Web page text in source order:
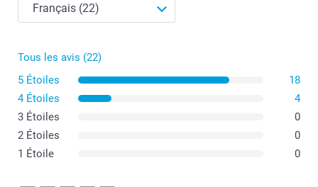
Tous les avis (22)
5 Étoiles
18
4 Étoiles
4
3 Étoiles
0
2 Étoiles
0
1 Étoile
0